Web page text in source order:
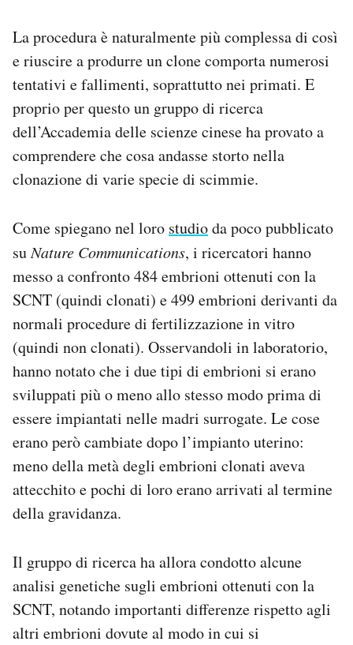
La procedura è naturalmente più complessa di così
e riuscire a produrre un clone comporta numerosi
tentativi e fallimenti, soprattutto nei primati. E
proprio per questo un gruppo di ricerca
dell’Accademia delle scienze cinese ha provato a
comprendere che cosa andasse storto nella
clonazione di varie specie di scimmie.
Come spiegano nel loro studioda poco pubblicato
suNature Communications, i ricercatori hanno
messo a confronto 484 embrioni ottenuti con la
SCNT (quindi clonati) e 499 embrioni derivanti da
normali procedure di fertilizzazione in vitro
(quindi non clonati). Osservandoli in laboratorio,
hanno notato che i due tipi di embrioni si erano
sviluppati più o meno allo stesso modo prima di
essere impiantati nelle madri surrogate. Le cose
erano però cambiate dopo l’impianto uterino:
meno della metà degli embrioni clonati aveva
attecchito e pochi di loro erano arrivati al termine
della gravidanza.
Il gruppo di ricerca ha allora condotto alcune
analisi genetiche sugli embrioni ottenuti con la
SCNT, notando importanti differenze rispetto agli
altri embrioni dovute al modo in cui si